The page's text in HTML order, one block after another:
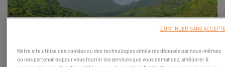
Notre site utilise des cookies ou des technologies similaires déposés par nous-mêmes
ou nos partenaires pour vous fournir les services que vous demandez, améliorer &
CONTINUER SANS